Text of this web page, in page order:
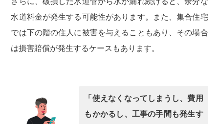
水道料金が発生する可能性があります。また、集合住宅
では下の階の住人に被害を与えることもあり、その場合
は損害賠償が発生するケースもあります。
「使えなくなってしまうし、費用
もかかるし、工事の手間も発生す